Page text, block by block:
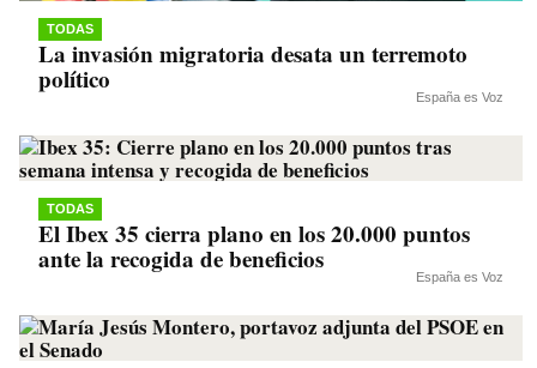
TODAS
La invasión migratoria desata un terremoto
político
España es Voz
TODAS
El Ibex 35 cierra plano en los 20.000 puntos
ante la recogida de beneficios
España es Voz